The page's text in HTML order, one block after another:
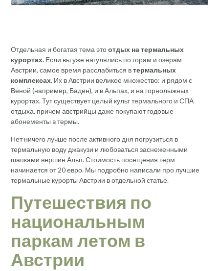
Отдельная и богатая тема этоотдых на термальных
курортах. Если вы уже нагулялись по горам и озерам
Австрии, самое время расслабиться втермальных
комплексах. Их в Австрии великое множество: и рядом с
Веной (например, Баден), и в Альпах, и на горнолыжных
курортах. Тут существует целый культ термального и СПА
отдыха, причем австрийцы даже покупают годовые
абонементы в термы.
Нет ничего лучше после активного дня погрузиться в
термальную воду джакузи и любоваться заснеженными
шапками вершин Альп. Стоимость посещения терм
начинается от 20 евро. Мы подробно написали про лучшие
термальные курорты Австрии в отдельной статье.
Путешествия по
национальным
паркам летом в
Австрии